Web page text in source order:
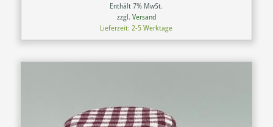
Enthält 7% MwSt.
zzgl. Versand
Lieferzeit: 2-5 Werktage